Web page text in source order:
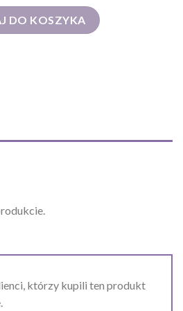
DO KOSZYKA
którzy kupili ten produkt